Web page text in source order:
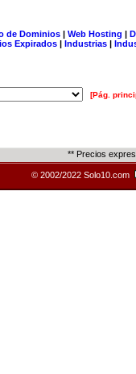
de Dominios| Web Hosting |
Expirados | Industrias |
[Pág.
** Precios
© 2002/2022 Solo10.com